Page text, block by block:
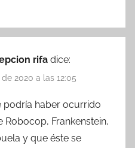
rifa dice:
2020 a las 12:05
podría haber ocurrido
Frankenstein,
y que éste se